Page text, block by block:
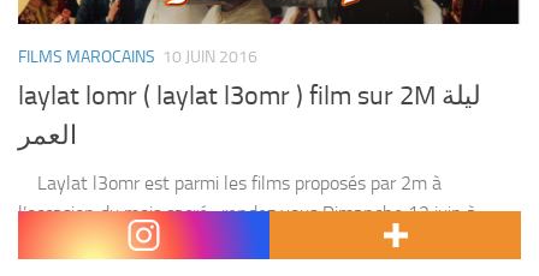
FILMS MAROCAINS 10 JUIN 2016
laylat lomr ( laylat l3omr ) film sur 2M ليلة
العمر
Laylat l3omr est parmi les films proposés par 2m à
l’occasion du mois sacré , rendez vous Dimanche 12 juin à
partir de 22:30 Gmt . L’histoire : Une famille riche célébrant...